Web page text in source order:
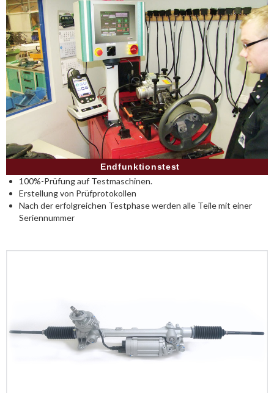
Endfunktionstest
100%-Prüfung auf Testmaschinen.
Erstellung von Prüfprotokollen
Nach der erfolgreichen Testphase werden alle Teile mit einer
Seriennummer